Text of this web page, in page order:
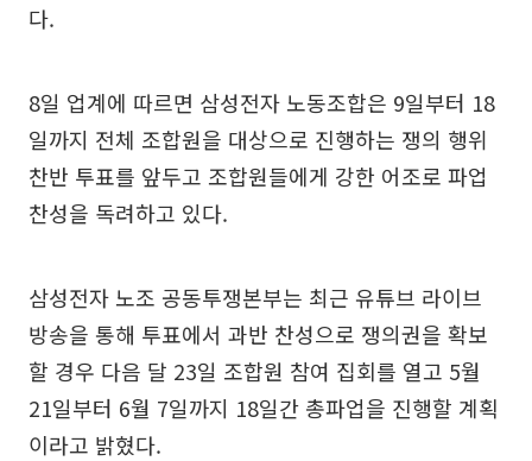
다.
8일 업계에 따르면 삼성전자 노동조합은 9일부터 18
일까지 전체 조합원을 대상으로 진행하는 쟁의 행위
찬반 투표를 앞두고 조합원들에게 강한 어조로 파업
찬성을 독려하고 있다.
삼성전자 노조 공동투쟁본부는 최근 유튜브 라이브
방송을 통해 투표에서 과반 찬성으로 쟁의권을 확보
할 경우 다음 달 23일 조합원 참여 집회를 열고 5월
21일부터 6월 7일까지 18일간 총파업을 진행할 계획
이라고 밝혔다.